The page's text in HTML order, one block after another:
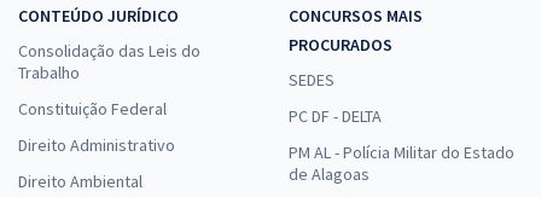
CONTEÚDO JURÍDICO
Consolidação das Leis do
Trabalho
Constituição Federal
Direito Administrativo
Direito Ambiental
CONCURSOS MAIS
PROCURADOS
SEDES
PC DF - DELTA
PM AL - Polícia Militar do Estado
de Alagoas